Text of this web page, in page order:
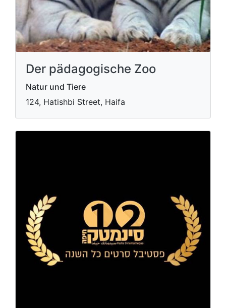
Der pädagogische Zoo
Natur und Tiere
124, Hatishbi Street, Haifa